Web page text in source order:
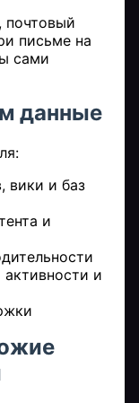
письме на
сами
данные
вики и баз
и
и